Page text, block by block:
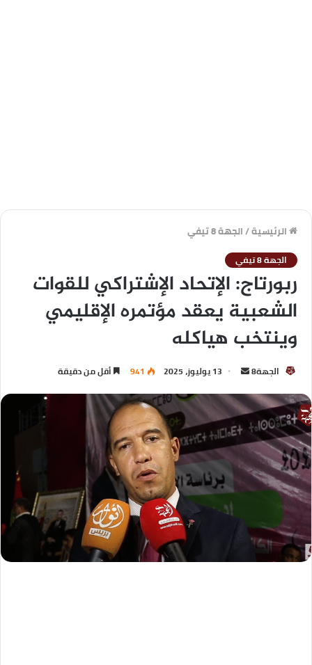
الرئيسية/الجهة 8 تيفي
الجهة 8 تيفي
ربورتاج: الإتحاد الإشتراكي للقوات
الشعبية يعقد مؤتمره الإقليمي
وينتخب هياكله
الجهة8 13 يوليوز، 2025 941 أقل من دقيقة